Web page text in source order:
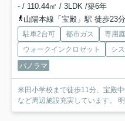
- / 110.44㎡ / 3LDK /築6年
山陽本線「宝殿」駅 徒歩23分
駐車2台可 都市ガス 専用庭
ウォークインクロゼット
シ
パノラマ
米田小学校まで徒歩11分、宝殿
など周辺施設充実しています。